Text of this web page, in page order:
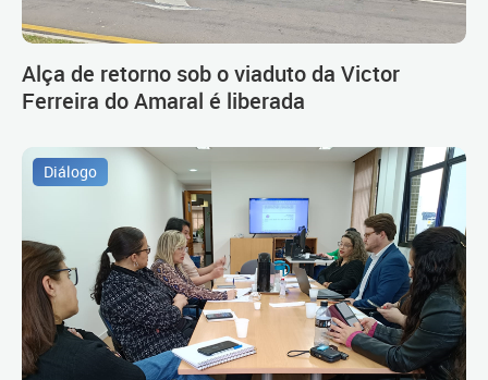
Alça de retorno sob o viaduto da Victor
Ferreira do Amaral é liberada
Diálogo